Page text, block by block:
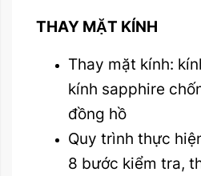
THAY MẶT KÍNH
Thay mặt kính:
kính sapphire
đồng hồ
Quy trình thực
8 bước kiểm tra,